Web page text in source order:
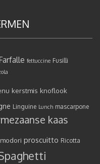
fettuccine Fusilli
kerstmis knoflook
Linguine Lunch mascarpone
kaas
proscuitto Ricotta